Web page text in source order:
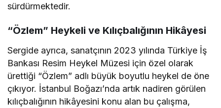
sürdürmektedir.
“Özlem” Heykeli ve Kılıçbalığının Hikâyesi
Sergide ayrıca, sanatçının 2023 yılında Türkiye İş
Bankası Resim Heykel Müzesi için özel olarak
ürettiği “Özlem” adlı büyük boyutlu heykel de öne
çıkıyor. İstanbul Boğazı’nda artık nadiren görülen
kılıçbalığının hikâyesini konu alan bu çalışma,